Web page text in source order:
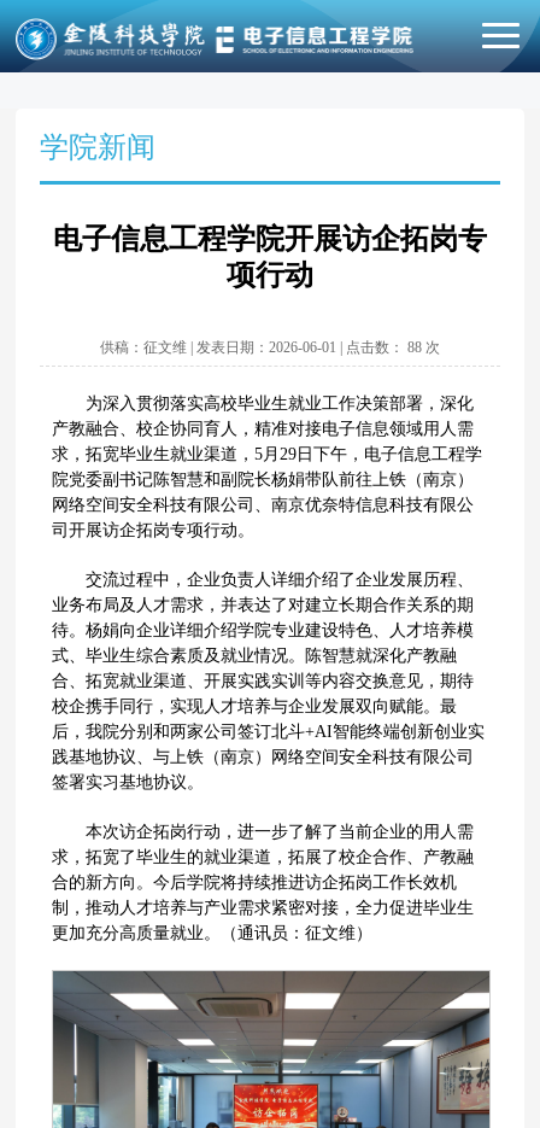
学院新闻
电子信息工程学院开展访企拓岗专
项行动
供稿：征文维 | 发表日期：2026-06-01 | 点击数： 88次
为深入贯彻落实高校毕业生就业工作决策部署，深化
产教融合、校企协同育人，精准对接电子信息领域用人需
求，拓宽毕业生就业渠道，5月29日下午，电子信息工程学
院党委副书记陈智慧和副院长杨娟带队前往上铁（南京）
网络空间安全科技有限公司、南京优奈特信息科技有限公
司开展访企拓岗专项行动。
交流过程中，企业负责人详细介绍了企业发展历程、
业务布局及人才需求，并表达了对建立长期合作关系的期
待。杨娟向企业详细介绍学院专业建设特色、人才培养模
式、毕业生综合素质及就业情况。陈智慧就深化产教融
合、拓宽就业渠道、开展实践实训等内容交换意见，期待
校企携手同行，实现人才培养与企业发展双向赋能。最
后，我院分别和两家公司签订北斗+AI智能终端创新创业实
践基地协议、与上铁（南京）网络空间安全科技有限公司
签署实习基地协议。
本次访企拓岗行动，进一步了解了当前企业的用人需
求，拓宽了毕业生的就业渠道，拓展了校企合作、产教融
合的新方向。今后学院将持续推进访企拓岗工作长效机
制，推动人才培养与产业需求紧密对接，全力促进毕业生
更加充分高质量就业。（通讯员：征文维）